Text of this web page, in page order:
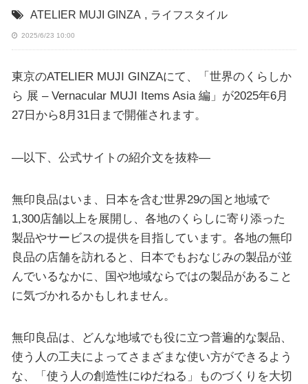
ATELIER MUJI GINZA , ライフスタイル
2025/6/23 10:00
東京のATELIER MUJI GINZAにて、「世界のくらしか
ら 展 – Vernacular MUJI Items Asia 編」が2025年6月
27日から8月31日まで開催されます。
—以下、公式サイトの紹介文を抜粋—
無印良品はいま、日本を含む世界29の国と地域で
1,300店舗以上を展開し、各地のくらしに寄り添った
製品やサービスの提供を目指しています。各地の無印
良品の店舗を訪れると、日本でもおなじみの製品が並
んでいるなかに、国や地域ならではの製品があること
に気づかれるかもしれません。
無印良品は、どんな地域でも役に立つ普遍的な製品、
使う人の工夫によってさまざまな使い方ができるよう
な、「使う人の創造性にゆだねる」ものづくりを大切